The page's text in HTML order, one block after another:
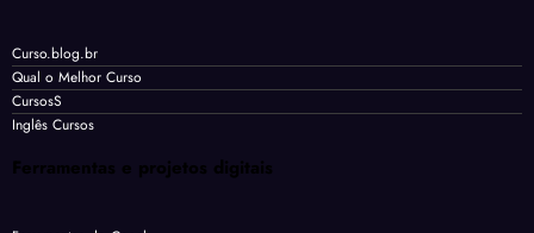
Curso.blog.br
Qual o Melhor Curso
CursosS
Inglês Cursos
Ferramentas e projetos digitais